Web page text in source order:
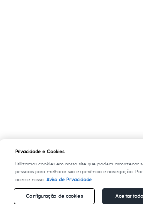
Privacidade e Cookies
Utilizamos cookies em nosso site que podem armazenar
pessoais para melhorar sua experiência e navegação.
acesse nosso Aviso de Privacidade
Configuração de cookies Aceitar